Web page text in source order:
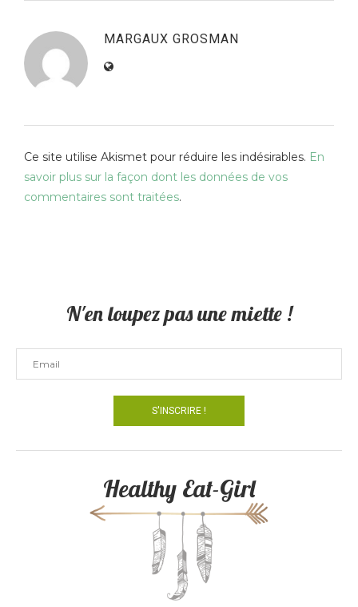
MARGAUX GROSMAN
Ce site utilise Akismet pour réduire les indésirables. En
savoir plus sur la façon dont les données de vos
commentaires sont traitées.
N'en loupez pas une miette !
Healthy Eat-Girl